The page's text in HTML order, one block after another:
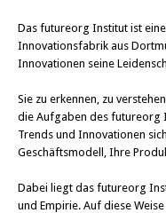
Das futureorg Institut ist
Innovationsfabrik aus
Innovationen seine
Sie zu erkennen, zu
die Aufgaben des futureorg
Trends und Innovationen
Geschäftsmodell, Ihre
Dabei liegt das futureorg
und Empirie. Auf diese